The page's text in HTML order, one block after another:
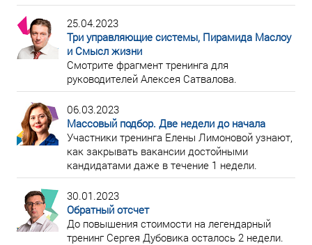
25.04.2023
Три управляющие системы, Пирамида Маслоу
и Смысл жизни
Смотрите фрагмент тренинга для
руководителей Алексея Сатвалова.
06.03.2023
Массовый подбор. Две недели до начала
Участники тренинга Елены Лимоновой узнают,
как закрывать вакансии достойными
кандидатами даже в течение 1 недели.
30.01.2023
Обратный отсчет
До повышения стоимости на легендарный
тренинг Сергея Дубовика осталось 2 недели.